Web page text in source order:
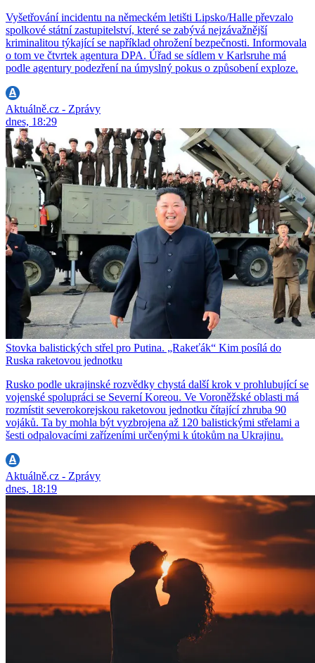
Vyšetřování incidentu na německém letišti Lipsko/Halle převzalo
spolkové státní zastupitelství, které se zabývá nejzávažnější
kriminalitou týkající se například ohrožení bezpečnosti. Informovala
o tom ve čtvrtek agentura DPA. Úřad se sídlem v Karlsruhe má
podle agentury podezření na úmyslný pokus o způsobení exploze.
Aktuálně.cz - Zprávy
dnes, 18:29
Stovka balistických střel pro Putina. „Rakeťák“ Kim posílá do
Ruska raketovou jednotku
Rusko podle ukrajinské rozvědky chystá další krok v prohlubující se
vojenské spolupráci se Severní Koreou. Ve Voroněžské oblasti má
rozmístit severokorejskou raketovou jednotku čítající zhruba 90
vojáků. Ta by mohla být vyzbrojena až 120 balistickými střelami a
šesti odpalovacími zařízeními určenými k útokům na Ukrajinu.
Aktuálně.cz - Zprávy
dnes, 18:19